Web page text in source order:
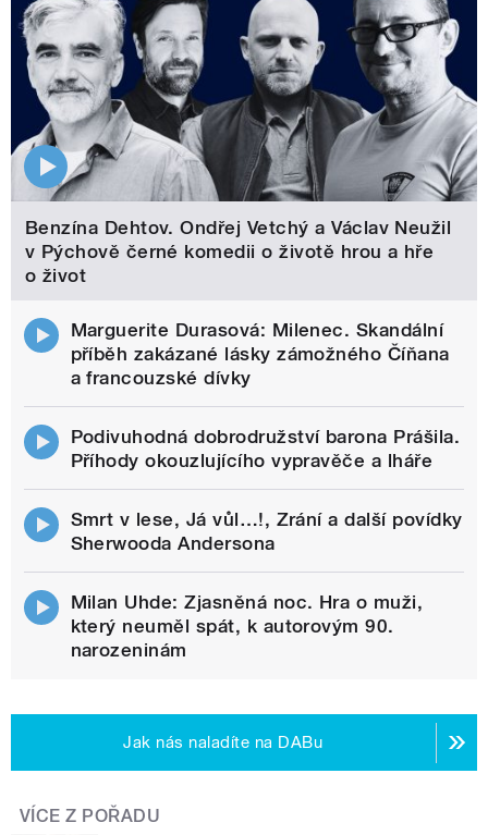
Benzína Dehtov. Ondřej Vetchý a Václav Neužil
v Pýchově černé komedii o životě hrou a hře
o život
Marguerite Durasová: Milenec. Skandální
příběh zakázané lásky zámožného Číňana
a francouzské dívky
Podivuhodná dobrodružství barona Prášila.
Příhody okouzlujícího vypravěče a lháře
Smrt v lese, Já vůl…!, Zrání a další povídky
Sherwooda Andersona
Milan Uhde: Zjasněná noc. Hra o muži,
který neuměl spát, k autorovým 90.
narozeninám
Jak nás naladíte na DABu
VÍCE Z POŘADU